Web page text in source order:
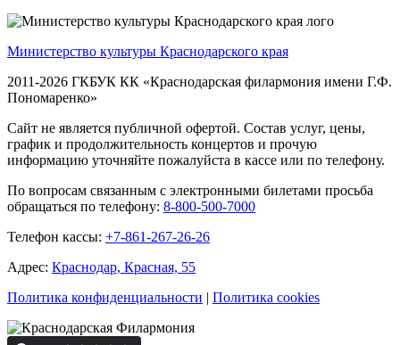
Министерство культуры Краснодарского края
2011-2026 ГКБУК КК «Краснодарская филармония имени Г.Ф.
Пономаренко»
Сайт не является публичной офертой. Состав услуг, цены,
график и продолжительность концертов и прочую
информацию уточняйте пожалуйста в кассе или по телефону.
По вопросам связанным с электронными билетами просьба
обращаться по телефону: 8-800-500-7000
Телефон кассы: +7-861-267-26-26
Адрес: Краснодар, Красная, 55
Политика конфиденциальности | Политика cookies